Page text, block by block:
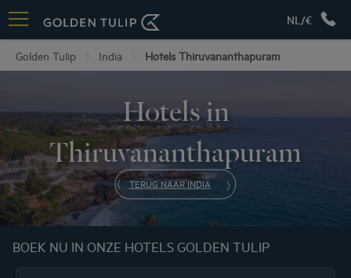
NL/€
Golden Tulip India Hotels Thiruvananthapuram
Hotels in
Thiruvananthapuram
TERUG NAAR INDIA
BOEK NU IN ONZE HOTELS GOLDEN TULIP